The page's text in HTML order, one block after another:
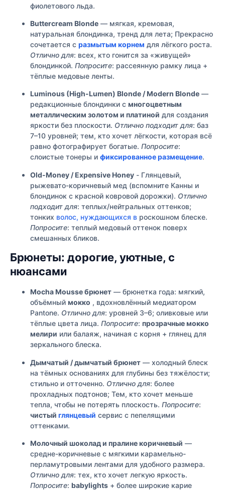
фиолетового льда.
Buttercream Blonde — мягкая, кремовая,
натуральная блондинка, тренд для лета; Прекрасно
сочетается с размытым корнем для лёгкого роста.
Отлично для: всех, кто гонится за «живущей»
блондинкой. Попросите: рассеянную рамку лица +
тёплые медовые ленты.
Luminous (High-Lumen) Blonde / Modern Blonde —
редакционные блондинки с многоцветным
металлическим золотом и платиной для создания
яркости без плоскости. Отлично подходит для: баз
7–10 уровней; тем, кто хочет лёгкости, которая всё
равно фотографирует богатые. Попросите:
слоистые тонеры и фиксированное размещение.
Old-Money / Expensive Honey - Глянцевый,
рыжевато-коричневый мед (вспомните Канны и
блондинок с красной ковровой дорожки). Отлично
подходит для: теплых/нейтральных оттенков;
тонких волос, нуждающихся в роскошном блеске.
Попросите: теплый медовый оттенок поверх
смешанных бликов.
Брюнеты: дорогие, уютные, с
нюансами
Mocha Mousse брюнет — брюнетка года: мягкий,
объёмный мокко , вдохновлённый медиатором
Pantone. Отлично для: уровней 3–6; оливковые или
тёплые цвета лица. Попросите: прозрачные мокко
мелири или балаяж, начиная с корня + глянец для
зеркального блеска.
Дымчатый / дымчатый брюнет — холодный блеск
на тёмных основаниях для глубины без тяжёлости;
стильно и отточенно. Отлично для: более
прохладных подтонов; Тем, кто хочет меньше
тепла, чтобы не потерять плоскость. Попросите:
чистый глянцевый сервис с пепелящими
оттенками.
Молочный шоколад и пралине коричневый —
средне-коричневые с мягкими карамельно-
перламутровыми лентами для удобного размера.
Отлично для: тех, кто хочет легкую яркость.
Попросите: babylights + более широкие карие